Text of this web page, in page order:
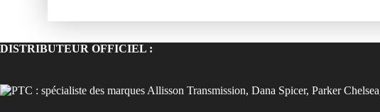
DISTRIBUTEUR OFFICIEL :